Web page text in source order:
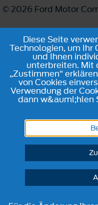
© 2026 Ford Motor
Diese Seite
Technologien, um Ihr
und Ihnen
unterbreiten. Mit
„Zustimmen“
von Cookies
Verwendung der
dann w&auml;hlen